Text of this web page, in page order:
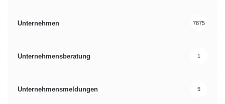
Unternehmen 7875
Unternehmensberatung 1
Unternehmensmeldungen 5